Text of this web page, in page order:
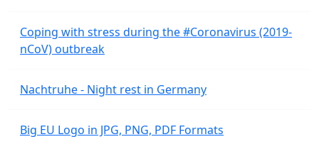
Coping with stress during the #Coronavirus (2019-
nCoV) outbreak
Nachtruhe - Night rest in Germany
Big EU Logo in JPG, PNG, PDF Formats